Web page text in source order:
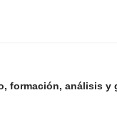
formación, análisis y